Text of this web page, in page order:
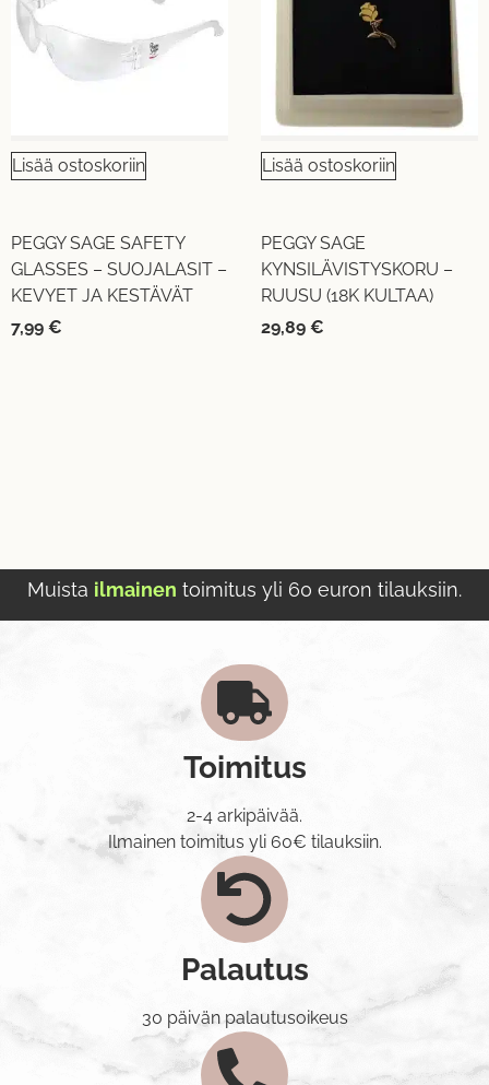
Lisää ostoskoriin
PEGGY SAGE SAFETY
GLASSES – SUOJALASIT –
KEVYET JA KESTÄVÄT
7,99 €
Lisää ostoskoriin
PEGGY SAGE
KYNSILÄVISTYSKORU –
RUUSU (18K KULTAA)
29,89 €
Muista ilmainen toimitus yli 60 euron tilauksiin.
Toimitus
2-4 arkipäivää.
Ilmainen toimitus yli 60€ tilauksiin.
Palautus
30 päivän palautusoikeus